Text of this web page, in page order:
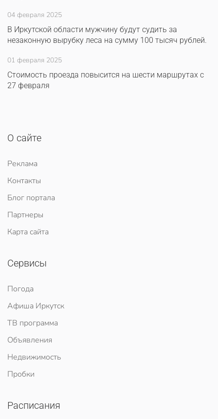
04 февраля 2025
В Иркутской области мужчину будут судить за
незаконную вырубку леса на сумму 100 тысяч рублей.
01 февраля 2025
Стоимость проезда повысится на шести маршрутах с
27 февраля
О сайте
Реклама
Контакты
Блог портала
Партнеры
Карта сайта
Сервисы
Погода
Афиша Иркутск
ТВ программа
Объявления
Недвижимость
Пробки
Расписания